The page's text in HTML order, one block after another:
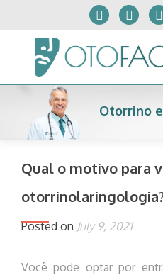
Otorrino
Qual o motivo para
Posted on July 9, 2021
Você pode optar por